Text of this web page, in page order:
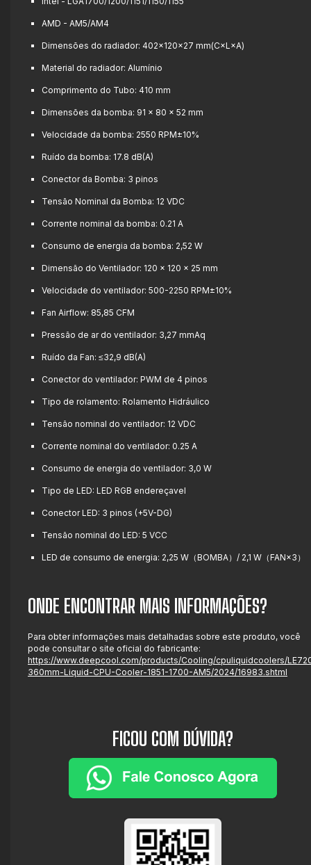
AMD - AM5/AM4
Dimensões do radiador: 402×120×27 mm(C×L×A)
Material do radiador: Alumínio
Comprimento do Tubo: 410 mm
Dimensões da bomba: 91 × ​​80 × 52 mm
Velocidade da bomba: 2550 RPM±10%
Ruído da bomba: 17.8 dB(A)
Conector da Bomba: 3 pinos
Tensão Nominal da Bomba: 12 VDC
Corrente nominal da bomba: 0.21 A
Consumo de energia da bomba: 2,52 W
Dimensão do Ventilador: 120 × 120 × 25 mm
Velocidade do ventilador: 500-2250 RPM±10%
Fan Airflow: 85,85 CFM
Pressão de ar do ventilador: 3,27 mmAq
Ruído da Fan: ≤32,9 dB(A)
Conector do ventilador: PWM de 4 pinos
Tipo de rolamento: Rolamento Hidráulico
Tensão nominal do ventilador: 12 VDC
Corrente nominal do ventilador: 0.25 A
Consumo de energia do ventilador: 3,0 W
Tipo de LED: LED RGB endereçavel
Conector LED: 3 pinos (+5V-DG)
Tensão nominal do LED: 5 VCC
LED de consumo de energia: 2,25 W（BOMBA）/ 2,1 W（FAN×3）
ONDE ENCONTRAR MAIS INFORMAÇÕES?
Para obter informações mais detalhadas sobre este produto, você
pode consultar o site oficial do fabricante:
https://www.deepcool.com/products/Cooling/cpuliquidcoolers/
360mm-Liquid-CPU-Cooler-1851-1700-AM5/2024/16983.shtml
FICOU COM DÚVIDA?